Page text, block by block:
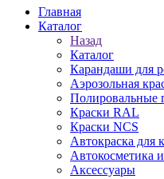
Главная
Каталог
Назад
Каталог
Карандаши для
Аэрозольная
Полировальные
Краски RAL
Краски NCS
Автокраска для
Автокосметика
Аксессуары